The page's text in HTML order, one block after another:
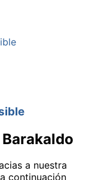
a nuestra
continuación